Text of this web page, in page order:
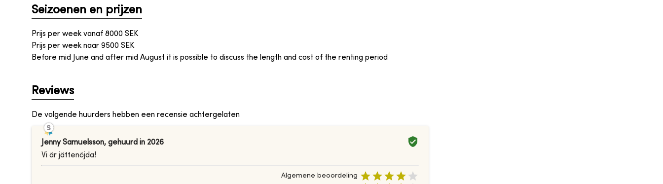
Seizoenen en prijzen
Prijs per week vanaf 8000 SEK
Prijs per week naar 9500 SEK
Before mid June and after mid August it is possible to discuss the length and cost of the renting period
Reviews
De volgende huurders hebben een recensie achtergelaten
Jenny Samuelsson, gehuurd in 2026
Vi är jättenöjda!
Algemene beoordeling